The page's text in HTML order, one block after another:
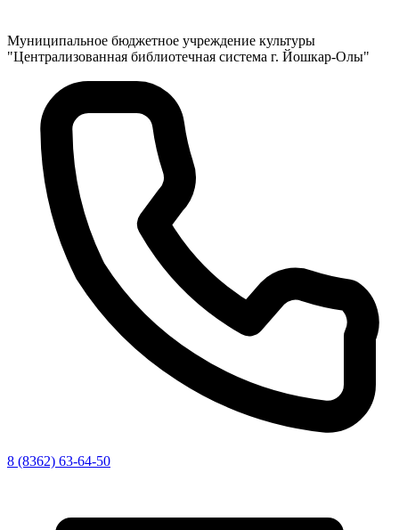
Муниципальное бюджетное учреждение культуры
"Централизованная библиотечная система г. Йошкар-Олы"
8 (8362) 63-64-50